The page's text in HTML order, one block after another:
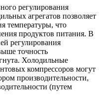
регулирования
агрегатов позволяет
температуры, что
продуктов питания. В
регулирования
точность
Холодильные
компрессоров могут
производительности,
(путем